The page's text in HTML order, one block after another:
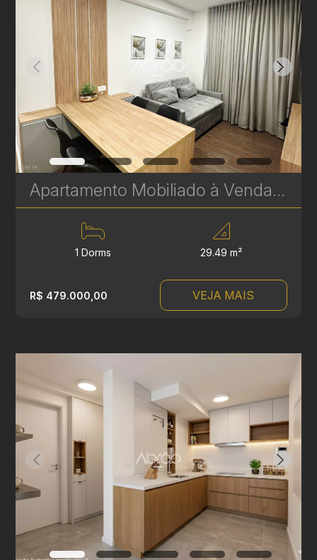
Apartamento Mobiliado à Venda no Batel – 1 Quarto - 29m² - Ideal para Morar ou Investir | Ref 674
1 Dorms 29.49 m²
R$ 479.000,00 VEJA MAIS